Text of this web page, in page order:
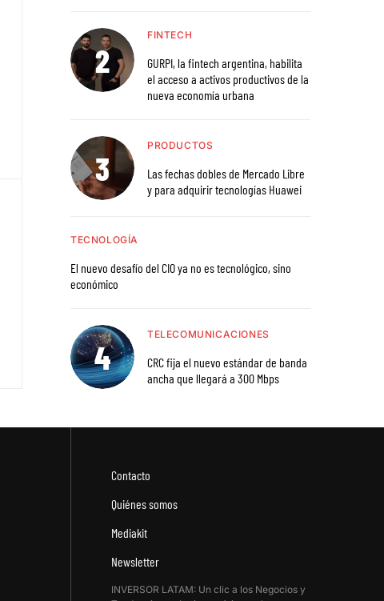
FINTECH
GURPI, la fintech argentina, habilita
el acceso a activos productivos de la
nueva economía urbana
PRODUCTOS
Las fechas dobles de Mercado Libre
y para adquirir tecnologías Huawei
TECNOLOGÍA
El nuevo desafío del CIO ya no es tecnológico, sino
económico
TELECOMUNICACIONES
CRC fija el nuevo estándar de banda
ancha que llegará a 300 Mbps
Contacto
Quiénes somos
Mediakit
Newsletter
INVERSOR LATAM: Un clic a los Negocios y